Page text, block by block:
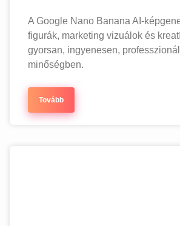
A Google Nano Banana AI-
figurák, marketing vizuálok és
gyorsan, ingyenesen,
minőségben.
Tovább